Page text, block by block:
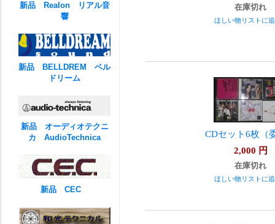
在庫切れ
ほしい物リストに
CDセット6枚（
2,000 円
在庫切れ
ほしい物リストに
新品 Realon リアル音
響
新品 BELLDREM ベル
ドリーム
新品 オーディオテクニ
カ AudioTechnica
新品 CEC